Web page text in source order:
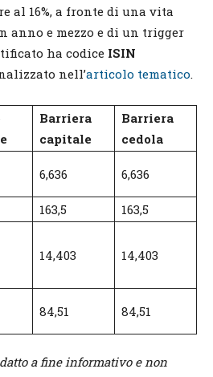
al 16%, a fronte di una vita
anno e mezzo e di un trigger
ha codice ISIN
nell’articolo tematico.
Barriera
capitale
Barriera
cedola
6,636 6,636
163,5
163,5
14,403 14,403
84,51 84,51
a fine informativo e non